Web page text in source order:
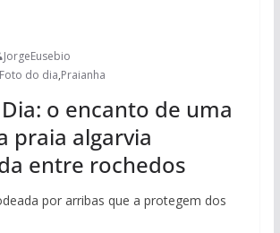
JorgeEusebio
do dia,Praianha
o encanto de uma
praia algarvia
entre rochedos
por arribas que a protegem dos